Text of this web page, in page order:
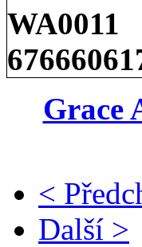
Grace
<
Další >